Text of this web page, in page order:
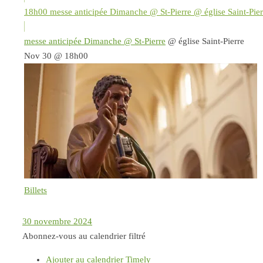
18h00 messe anticipée Dimanche @ St-Pierre @ église Saint-
messe anticipée Dimanche @ St-Pierre @ église Saint-Pierre
Nov 30 @ 18h00
Billets
30 novembre 2024
Abonnez-vous au calendrier filtré
Ajouter au calendrier Timely